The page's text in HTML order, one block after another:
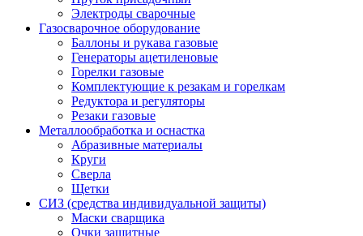
Электроды сварочные
Газосварочное оборудование
Баллоны и рукава газовые
Генераторы ацетиленовые
Горелки газовые
Комплектующие к резакам и горелкам
Редуктора и регуляторы
Резаки газовые
Металлообработка и оснастка
Абразивные материалы
Круги
Сверла
Щетки
СИЗ (средства индивидуальной защиты)
Маски сварщика
Очки защитные